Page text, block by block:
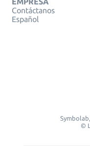
Contáctanos
Español
©